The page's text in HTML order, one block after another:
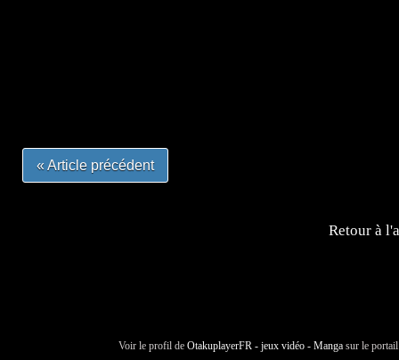
« Article précédent
Retour à
Voir le profil de OtakuplayerFR - jeux vidéo - Manga sur le